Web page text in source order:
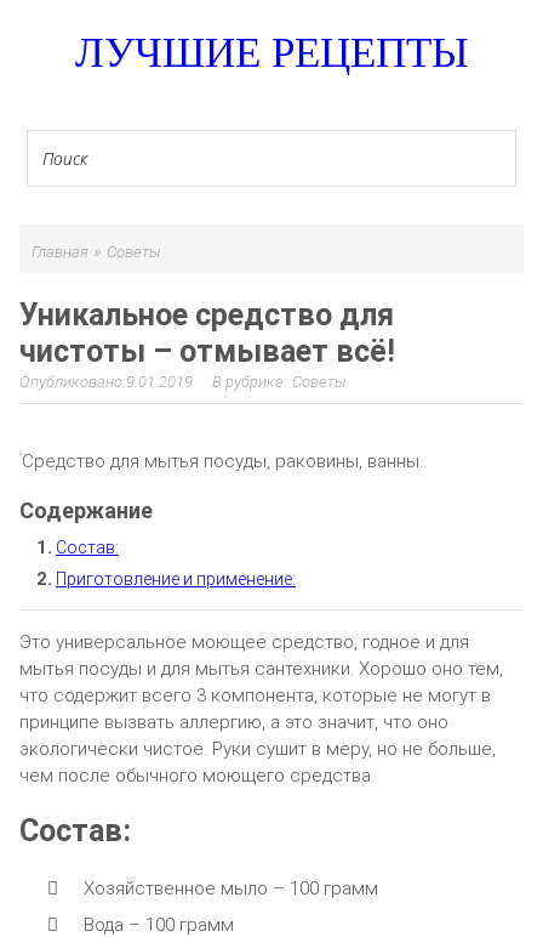
ЛУЧШИЕ РЕЦЕПТЫ
Главная » Советы
Уникальное средство для
чистоты – отмывает всё!
9.01.2019 Советы
Средство для мытья посуды, раковины, ванны..
Состав:
Приготовление и применение:
Это универсальное моющее средство, годное и для
мытья посуды и для мытья сантехники. Хорошо оно тем,
что содержит всего 3 компонента, которые не могут в
принципе вызвать аллергию, а это значит, что оно
экологически чистое. Руки сушит в меру, но не больше,
чем после обычного моющего средства.
Состав:
Хозяйственное мыло – 100 грамм
Вода – 100 грамм